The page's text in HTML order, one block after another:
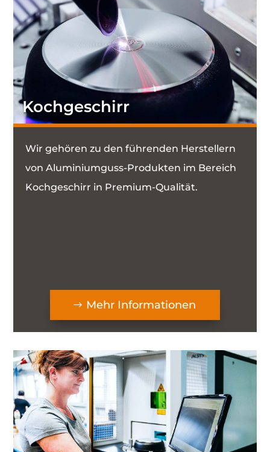
Kochgeschirr
Wir gehören zu den führenden Herstellern
von Aluminiumguss-Produkten im Bereich
Kochgeschirr in Premium-Qualität.
Mehr Informationen